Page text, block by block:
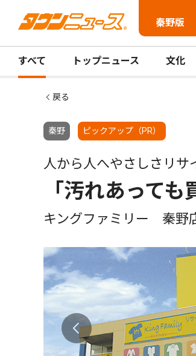
秦野版
すべて トップニュース 文化
戻る
秦野 ピックアップ（PR）
人から人へやさしさリサ
「汚れあっても
キングファミリー 秦野